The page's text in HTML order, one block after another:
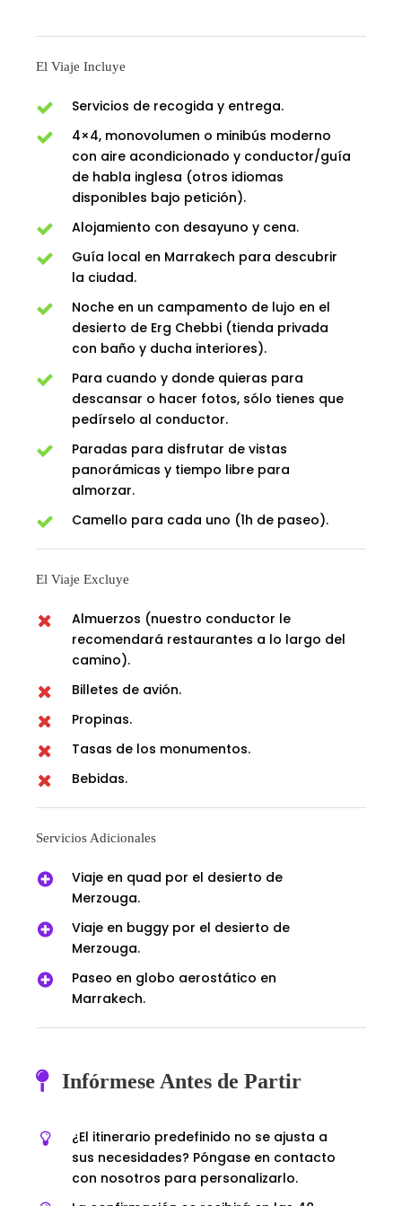
El Viaje Incluye
Servicios de recogida y entrega.
4×4, monovolumen o minibús moderno
con aire acondicionado y conductor/guía
de habla inglesa (otros idiomas
disponibles bajo petición).
Alojamiento con desayuno y cena.
Guía local en Marrakech para descubrir
la ciudad.
Noche en un campamento de lujo en el
desierto de Erg Chebbi (tienda privada
con baño y ducha interiores).
Para cuando y donde quieras para
descansar o hacer fotos, sólo tienes que
pedírselo al conductor.
Paradas para disfrutar de vistas
panorámicas y tiempo libre para
almorzar.
Camello para cada uno (1h de paseo).
El Viaje Excluye
Almuerzos (nuestro conductor le
recomendará restaurantes a lo largo del
camino).
Billetes de avión.
Propinas.
Tasas de los monumentos.
Bebidas.
Servicios Adicionales
Viaje en quad por el desierto de
Merzouga.
Viaje en buggy por el desierto de
Merzouga.
Paseo en globo aerostático en
Marrakech.
Infórmese Antes de Partir
¿El itinerario predefinido no se ajusta a
sus necesidades? Póngase en contacto
con nosotros para personalizarlo.